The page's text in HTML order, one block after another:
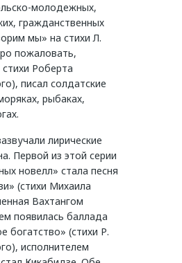
молодежных,
гражданственных
мы» на стихи Л.
пожаловать,
Роберта
писал солдатские
рыбаках,
лирические
Первой из этой серии
новелл» стала песня
(стихи Михаила
Вахтангом
появилась баллада
богатство» (стихи Р.
исполнителем